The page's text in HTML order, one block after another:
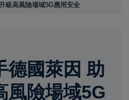
級高風險場域5G應用安全
德國萊因 助
風險場域5G